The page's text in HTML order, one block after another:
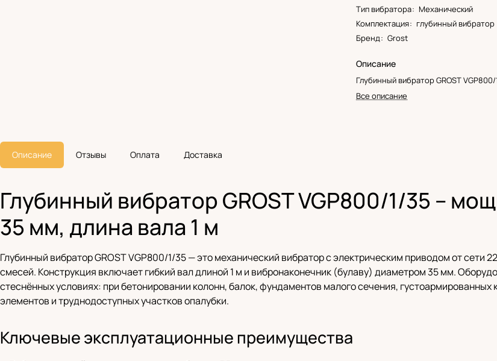
Тип вибратора: Механический
Комплектация: глубинный вибратор
Бренд: Grost
Описание
Глубинный вибратор GROST
Все описание
Описание Отзывы Оплата Доставка
Глубинный вибратор GROST VGP800/1/35 –
35 мм, длина вала 1 м
Глубинный вибратор GROST VGP800/1/35 — это механический вибратор с электрическим приводом от сети
смесей. Конструкция включает гибкий вал длиной 1 м и вибронаконечник (булаву) диаметром 35 мм.
стеснённых условиях: при бетонировании колонн, балок, фундаментов малого сечения, густоармированных
элементов и труднодоступных участков опалубки.
Ключевые эксплуатационные преимущества